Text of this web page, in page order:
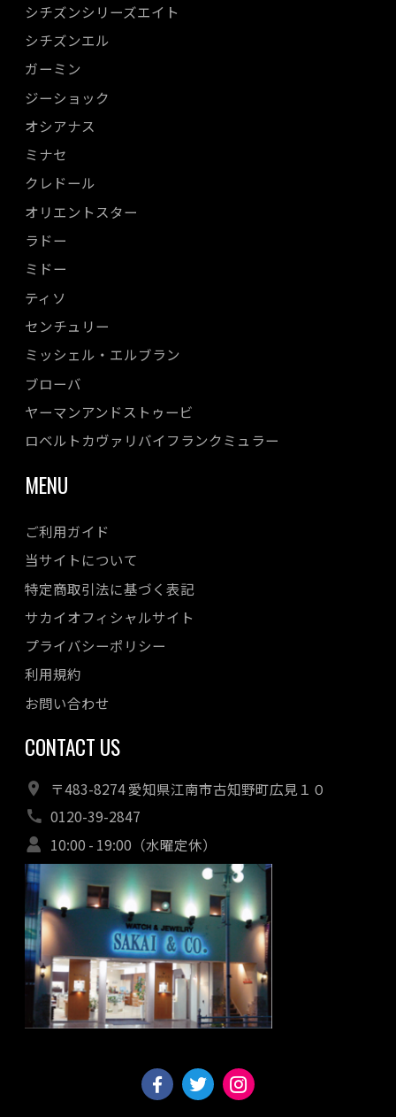
シチズンシリーズエイト
シチズンエル
ガーミン
ジーショック
オシアナス
ミナセ
クレドール
オリエントスター
ラドー
ミドー
ティソ
センチュリー
ミッシェル・エルブラン
ブローバ
ヤーマンアンドストゥービ
ロベルトカヴァリバイフランクミュラー
MENU
ご利用ガイド
当サイトについて
特定商取引法に基づく表記
サカイオフィシャルサイト
プライバシーポリシー
利用規約
お問い合わせ
CONTACT US
〒483-8274 愛知県江南市古知野町広見１０
0120-39-2847
10:00 - 19:00（水曜定休）